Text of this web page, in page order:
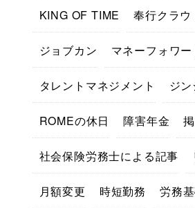
KING OF TIME 奉行クラウ
ジョブカン マネーフォワー
タレントマネジメント ジ
ROMEの休日 障害年金
社会保険労務士による記事
月額変更 時短勤務 労務